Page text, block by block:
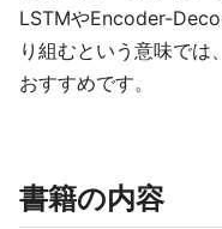
LSTMやEncoder-
り組むという意味では
おすすめです。
書籍の内容